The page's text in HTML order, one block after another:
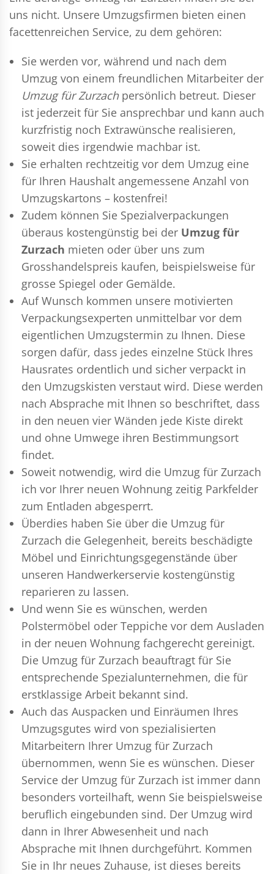
uns nicht. Unsere Umzugsfirmen bieten einen
facettenreichen Service, zu dem gehören:
Sie werden vor, während und nach dem
Umzug von einem freundlichen Mitarbeiter der
Umzug für Zurzachpersönlich betreut. Dieser
ist jederzeit für Sie ansprechbar und kann auch
kurzfristig noch Extrawünsche realisieren,
soweit dies irgendwie machbar ist.
Sie erhalten rechtzeitig vor dem Umzug eine
für Ihren Haushalt angemessene Anzahl von
Umzugskartons – kostenfrei!
Zudem können Sie Spezialverpackungen
überaus kostengünstig bei der Umzug für
Zurzach mieten oder über uns zum
Grosshandelspreis kaufen, beispielsweise für
grosse Spiegel oder Gemälde.
Auf Wunsch kommen unsere motivierten
Verpackungsexperten unmittelbar vor dem
eigentlichen Umzugstermin zu Ihnen. Diese
sorgen dafür, dass jedes einzelne Stück Ihres
Hausrates ordentlich und sicher verpackt in
den Umzugskisten verstaut wird. Diese werden
nach Absprache mit Ihnen so beschriftet, dass
in den neuen vier Wänden jede Kiste direkt
und ohne Umwege ihren Bestimmungsort
findet.
Soweit notwendig, wird die Umzug für Zurzach
ich vor Ihrer neuen Wohnung zeitig Parkfelder
zum Entladen abgesperrt.
Überdies haben Sie über die Umzug für
Zurzach die Gelegenheit, bereits beschädigte
Möbel und Einrichtungsgegenstände über
unseren Handwerkerservie kostengünstig
reparieren zu lassen.
Und wenn Sie es wünschen, werden
Polstermöbel oder Teppiche vor dem Ausladen
in der neuen Wohnung fachgerecht gereinigt.
Die Umzug für Zurzach beauftragt für Sie
entsprechende Spezialunternehmen, die für
erstklassige Arbeit bekannt sind.
Auch das Auspacken und Einräumen Ihres
Umzugsgutes wird von spezialisierten
Mitarbeitern Ihrer Umzug für Zurzach
übernommen, wenn Sie es wünschen. Dieser
Service der Umzug für Zurzach ist immer dann
besonders vorteilhaft, wenn Sie beispielsweise
beruflich eingebunden sind. Der Umzug wird
dann in Ihrer Abwesenheit und nach
Absprache mit Ihnen durchgeführt. Kommen
Sie in Ihr neues Zuhause, ist dieses bereits